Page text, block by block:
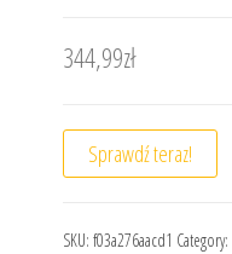
344,99zł
Sprawdź teraz!
SKU: f03a276aacd1 Category: